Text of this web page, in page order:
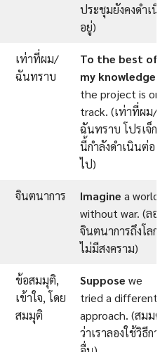
ประชุมยังคงดำเนิน
อยู่)
เท่าที่ผม/
ฉันทราบ
To the best of
my knowledge
the project is on
track. (เท่าที่ผม/
ฉันทราบ โปรเจ็กต์
นี้กำลังดำเนินต่อ
ไป)
จินตนาการ Imagine a world
without war. (ลอง
จินตนาการถึงโลกที่
ไม่มีสงคราม)
ข้อสมมุติ,
เข้าใจ, โดย
สมมุติ
Suppose we
tried a different
approach. (สมมติ
ว่าเราลองใช้วิธีการ